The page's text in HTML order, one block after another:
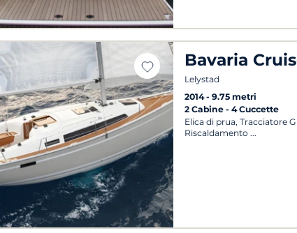
Bavaria
Lelystad
2014
9.75 metri
2 Cabine 4 Cuccette
Elica di prua, Tracciatore
Riscaldamento